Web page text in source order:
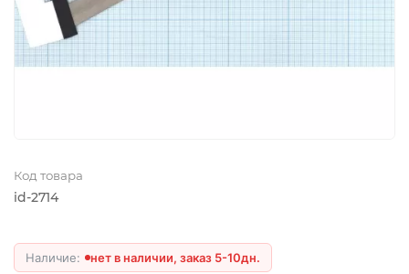
Код товара
id-2714
нет в наличии, заказ 5-10дн.